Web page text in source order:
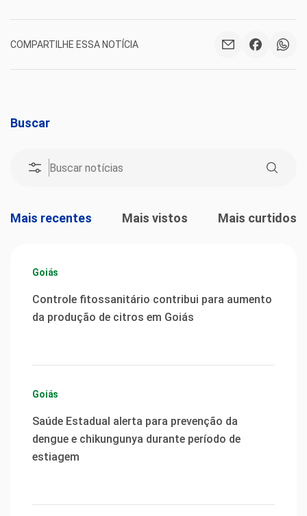
COMPARTILHE ESSA NOTÍCIA
Buscar
Mais recentes Mais vistos Mais curtidos
Goiás
Controle fitossanitário contribui para aumento
da produção de citros em Goiás
Goiás
Saúde Estadual alerta para prevenção da
dengue e chikungunya durante período de
estiagem